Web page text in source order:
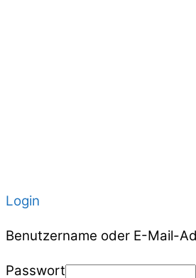
Login
Benutzername oder E-Mail-
Passwort